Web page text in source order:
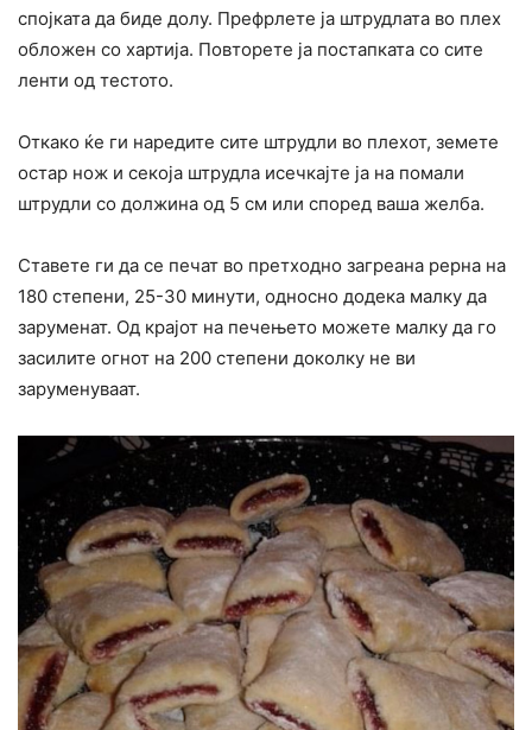
спојката да биде долу. Префрлете ја штрудлата во плех
обложен со хартија. Повторете ја постапката со сите
ленти од тестото.
Откако ќе ги наредите сите штрудли во плехот, земете
остар нож и секоја штрудла исечкајте ја на помали
штрудли со должина од 5 см или според ваша желба.
Ставете ги да се печат во претходно загреана рерна на
180 степени, 25-30 минути, односно додека малку да
заруменат. Од крајот на печењето можете малку да го
засилите огнот на 200 степени доколку не ви
заруменуваат.